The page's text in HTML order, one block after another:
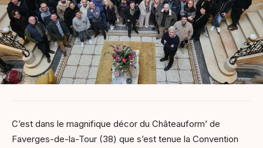
C’est dans le magnifique décor du Châteauform’ de
Faverges-de-la-Tour (38) que s’est tenue la Convention